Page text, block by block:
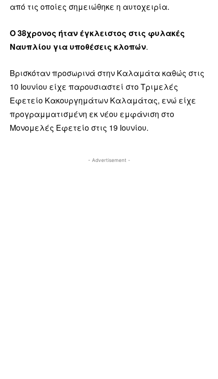
από τις οποίες σημειώθηκε η αυτοχειρία.
Ο 38χρονος ήταν έγκλειστος στις φυλακές
Ναυπλίου για υποθέσεις κλοπών.
Βρισκόταν προσωρινά στην Καλαμάτα καθώς στις
10 Ιουνίου είχε παρουσιαστεί στο Τριμελές
Εφετείο Κακουργημάτων Καλαμάτας, ενώ είχε
προγραμματισμένη εκ νέου εμφάνιση στο
Μονομελές Εφετείο στις 19 Ιουνίου.
- Advertisement -